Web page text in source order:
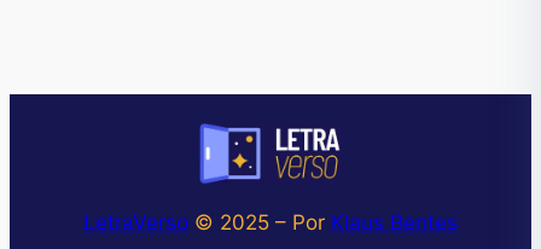
LetraVerso © 2025 – Por Klaus Bentes